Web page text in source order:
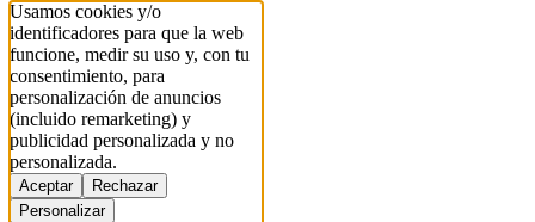
Usamos cookies y/o
identificadores para que la web
funcione, medir su uso y, con tu
consentimiento, para
personalización de anuncios
(incluido remarketing) y
publicidad personalizada y no
personalizada.
Aceptar
Rechazar
Personalizar